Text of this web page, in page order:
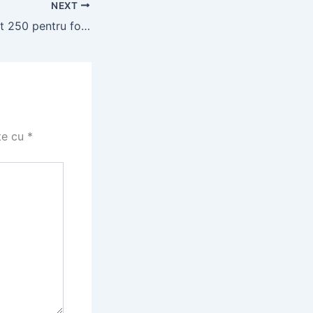
NEXT
Teava albastră put 250 pentru foraje puțuri
cu *